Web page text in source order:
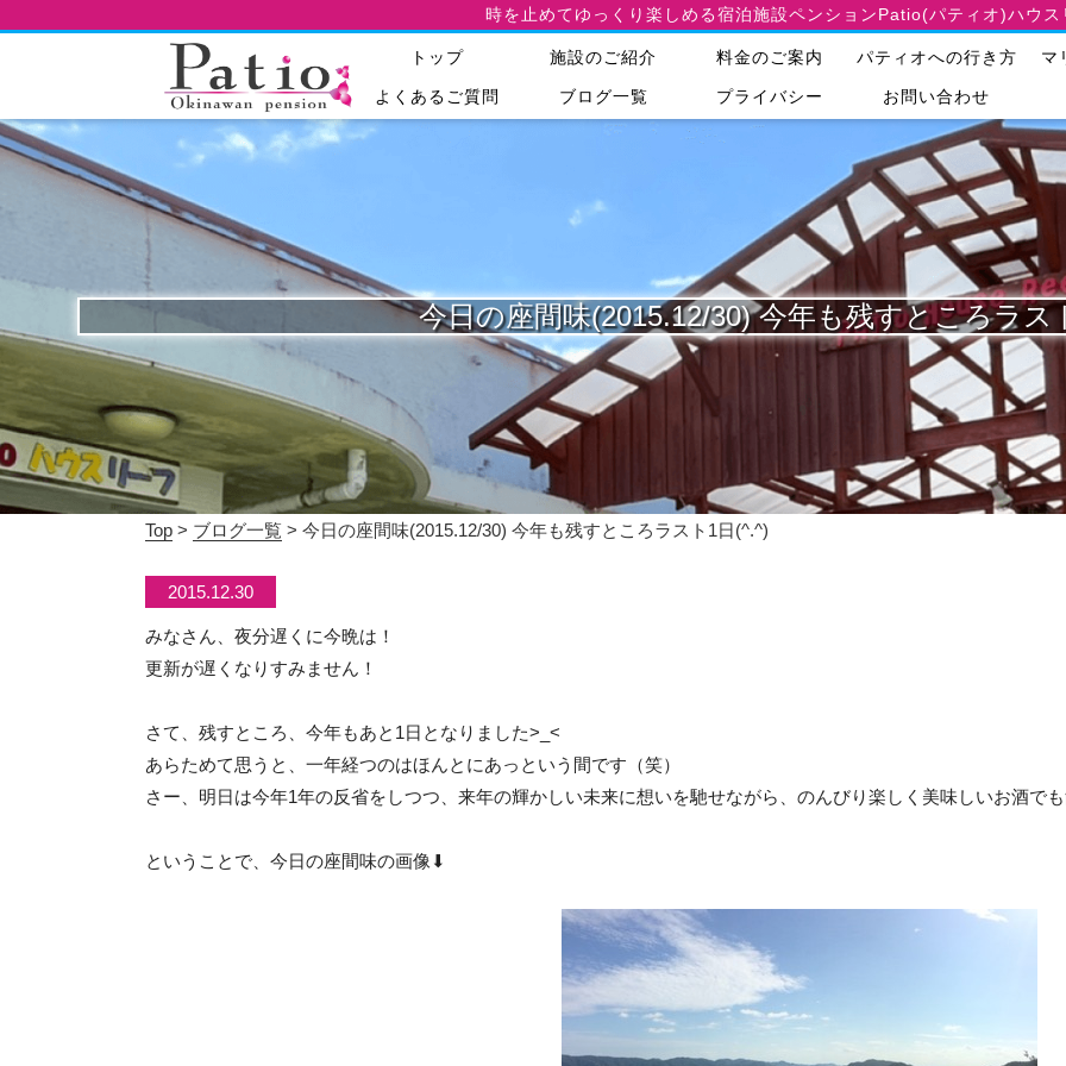
時を止めてゆっくり楽しめる宿泊施設ペンションPatio(パティオ)ハウス
トップ 施設のご紹介 料金のご案内 パティオへの行き方 マ
よくあるご質問 ブログ一覧 プライバシー お問い合わせ
今日の座間味(2015.12/30) 今年も残すところラス
Top > ブログ一覧 > 今日の座間味(2015.12/30) 今年も残すところラスト1日(^.^)
2015.12.30
みなさん、夜分遅くに今晩は！
更新が遅くなりすみません！
さて、残すところ、今年もあと1日となりました>_<
あらためて思うと、一年経つのはほんとにあっという間です（笑）
さー、明日は今年1年の反省をしつつ、来年の輝かしい未来に想いを馳せながら、のんびり楽しく美味しいお酒で
ということで、今日の座間味の画像⬇︎